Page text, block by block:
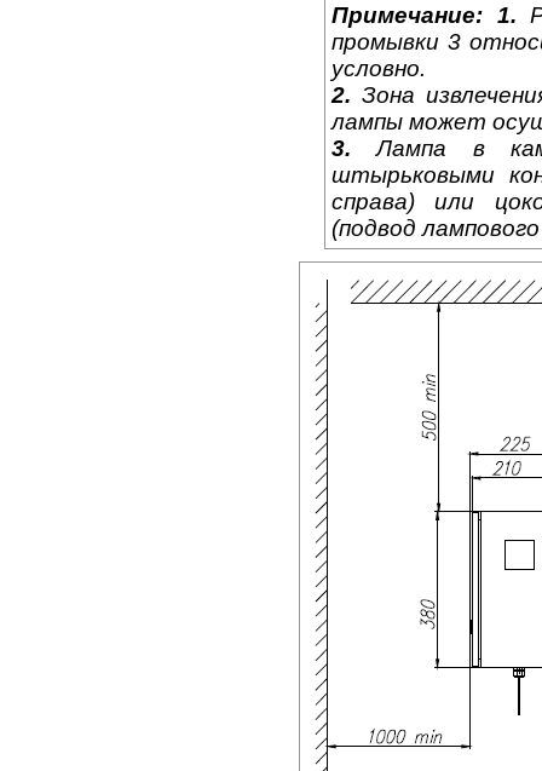
Примечание: 1.
промывки 3
условно.
2. Зона
лампы может
3. Лампа в
штырьковыми
справа) или
(подвод